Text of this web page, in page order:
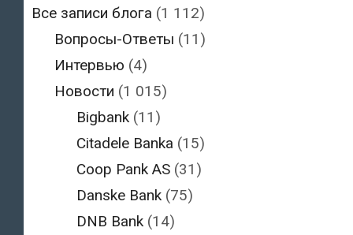
Все записи блога (1 112)
Вопросы-Ответы (11)
Интервью (4)
Новости (1 015)
Bigbank (11)
Citadele Banka (15)
Coop Pank AS (31)
Danske Bank (75)
DNB Bank (14)